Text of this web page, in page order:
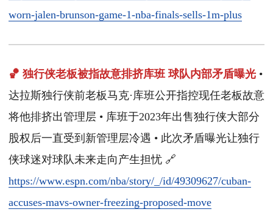
worn-jalen-brunson-game-1-nba-finals-sells-1m-plus
🏀 独行侠老板被指故意排挤库班 球队内部矛盾曝光 •
达拉斯独行侠前老板马克·库班公开指控现任老板故意
将他排挤出管理层 • 库班于2023年出售独行侠大部分
股权后一直受到新管理层冷遇 • 此次矛盾曝光让独行
侠球迷对球队未来走向产生担忧 🔗
https://www.espn.com/nba/story/_/id/49309627/cuban-
accuses-mavs-owner-freezing-proposed-move